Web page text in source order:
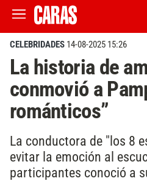
CELEBRIDADES 14-08-2025 15:26
La historia de
conmovió a
románticos”
La conductora de "los 8
evitar la emoción al
participantes conoció a